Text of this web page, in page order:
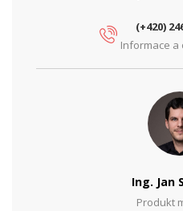
(+420)
Informace
Ing. Jan
Produkt